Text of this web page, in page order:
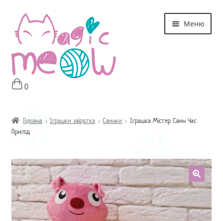
Перейти
до
навігації
Перейти
до
контенту
Меню
Головна
Магазин
Оплата і Доставка
Контакти
0
Головна Іграшки звірятка Свинки
Іграшка Містер Свин Час
Пригод